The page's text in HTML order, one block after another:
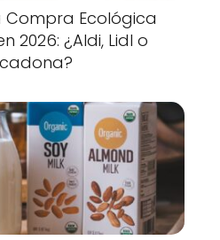
Compra Ecológica
2026: ¿Aldi, Lidl o